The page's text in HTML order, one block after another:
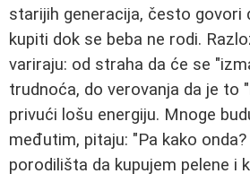
starijih generacija, često govori
kupiti dok se beba ne rodi.
variraju: od straha da će se
trudnoća, do verovanja da je to
privući lošu energiju. Mnoge
međutim, pitaju: "Pa kako
porodilišta da kupujem pelene i